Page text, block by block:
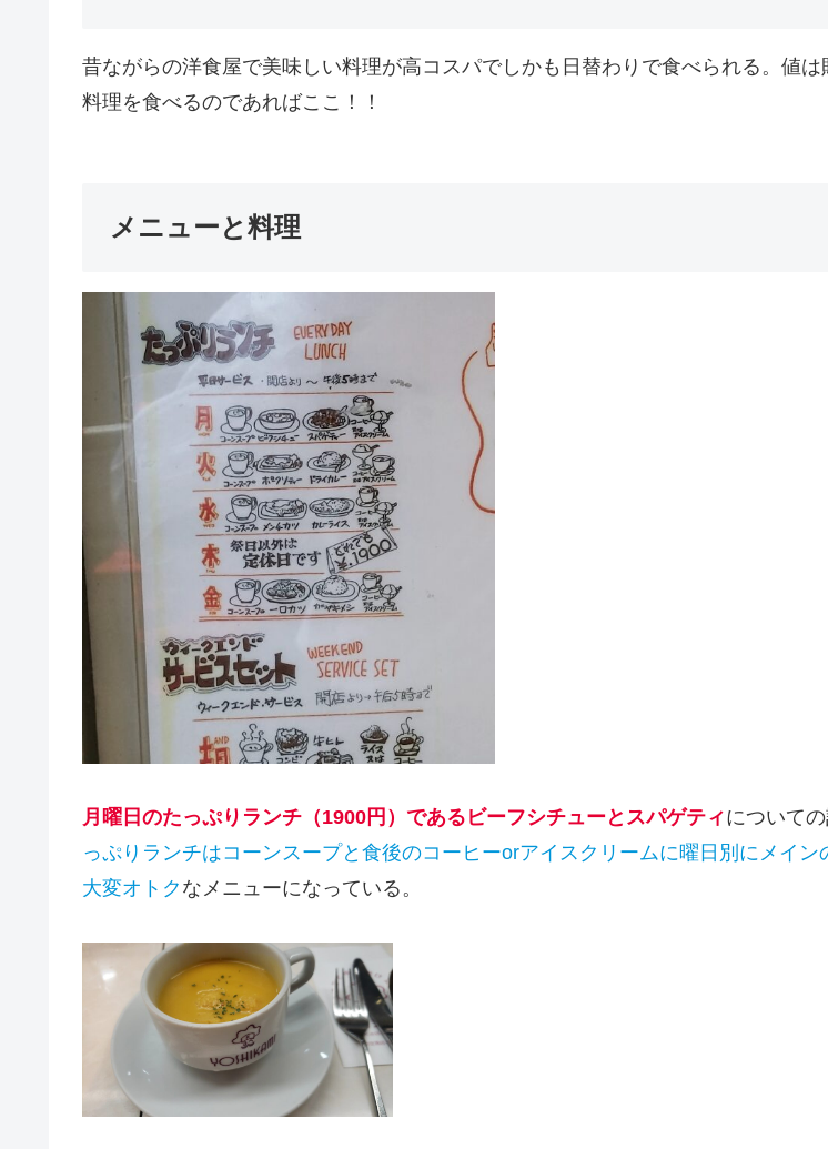
昔ながらの洋食屋で美味しい料理が高コスパでしかも日替わりで食べられる。値は
料理を食べるのであればここ！！
メニューと料理
月曜日のたっぷりランチ（1900円）であるビーフシチューとスパゲティについての
っぷりランチはコーンスープと食後のコーヒーorアイスクリームに曜日別にメイン
大変オトク なメニューになっている。